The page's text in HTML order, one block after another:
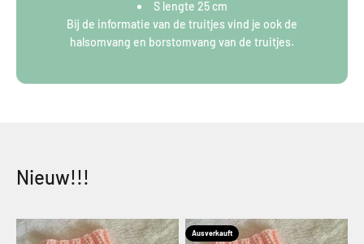
S lengte 25 cm
Bij de informatie van de truitjes vind je ook de
halsomvang en borstomvang van de truitjes.
Nieuw!!!
Ausverkauft